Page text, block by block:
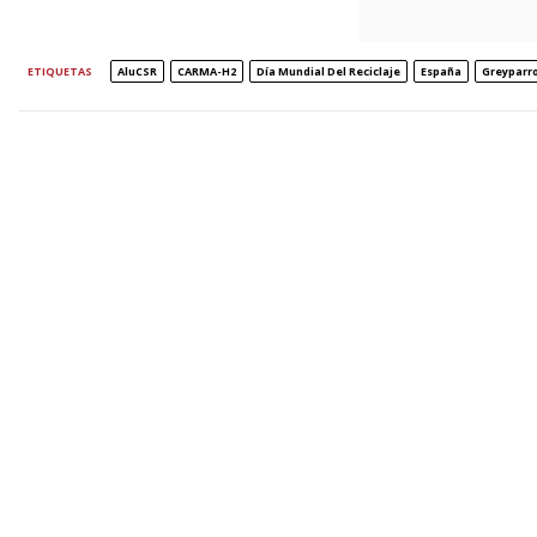
ETIQUETAS AluCSR CARMA-H2 Día Mundial Del Reciclaje España